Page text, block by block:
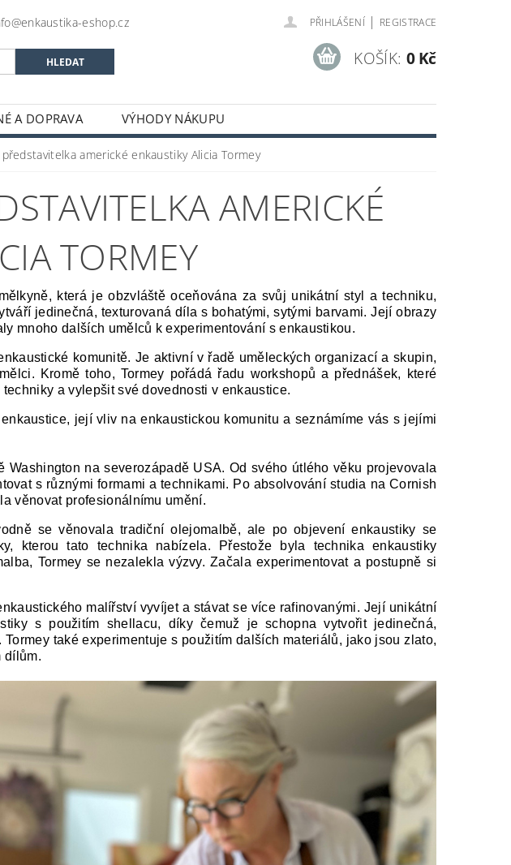
eshop.cz PŘIHLÁŠENÍ | REGISTRACE
KOŠÍK: 0 Kč
A DOPRAVA VÝHODY NÁKUPU
představitelka americké enkaustiky Alicia Tormey
AMERICKÉ
TORMEY
která je obzvláště oceňována za svůj unikátní styl a techniku,
jedinečná, texturovaná díla s bohatými, sytými barvami. Její obrazy
mnoho dalších umělců k experimentování s enkaustikou.
komunitě. Je aktivní v řadě uměleckých organizací a skupin,
Kromě toho, Tormey pořádá řadu workshopů a přednášek, které
a vylepšit své dovednosti v enkaustice.
její vliv na enkaustickou komunitu a seznámíme vás s jejími
na severozápadě USA. Od svého útlého věku projevovala
s různými formami a technikami. Po absolvování studia na Cornish
věnovat profesionálnímu umění.
se věnovala tradiční olejomalbě, ale po objevení enkaustiky se
kterou tato technika nabízela. Přestože byla technika enkaustiky
Tormey se nezalekla výzvy. Začala experimentovat a postupně si
malířství vyvíjet a stávat se více rafinovanými. Její unikátní
s použitím shellacu, díky čemuž je schopna vytvořit jedinečná,
také experimentuje s použitím dalších materiálů, jako jsou zlato,
dílům.